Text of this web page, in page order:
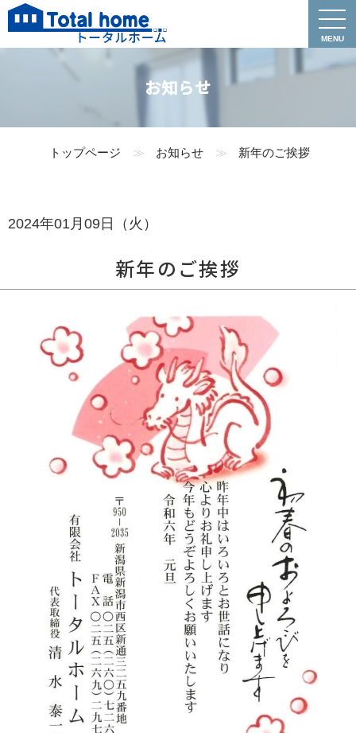
お知らせ
トップページ お知らせ 新年のご挨拶
2024年01月09日（火）
新年のご挨拶